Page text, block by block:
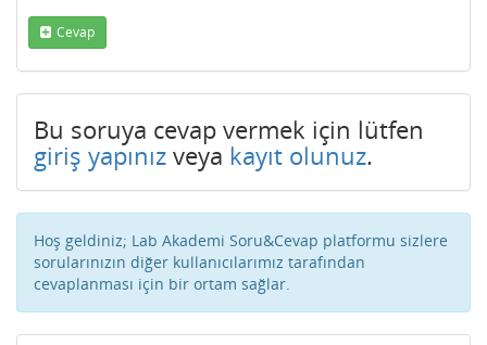
Cevap
Bu soruya cevap vermek için lütfen
giriş yapınız veya kayıt olunuz.
Hoş geldiniz; Lab Akademi Soru&Cevap platformu sizlere
sorularınızın diğer kullanıcılarımız tarafından
cevaplanması için bir ortam sağlar.